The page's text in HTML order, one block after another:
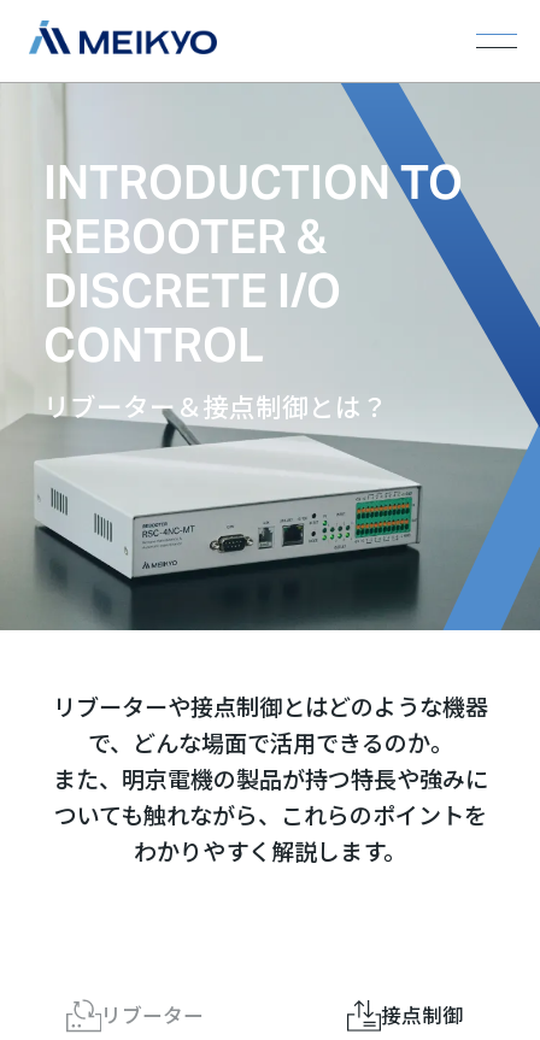
INTRODUCTION TO
REBOOTER &
DISCRETE I/O
CONTROL
リブーター＆接点制御とは？
リブーターや接点制御とはどのような機器
で、どんな場面で活用できるのか。
また、明京電機の製品が持つ特長や強みに
ついても触れながら、これらのポイントを
わかりやすく解説します。
リブーター 接点制御